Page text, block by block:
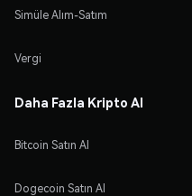
Simüle Alım-Satım
Vergi
Daha Fazla Kripto Al
Bitcoin Satın Al
Dogecoin Satın Al